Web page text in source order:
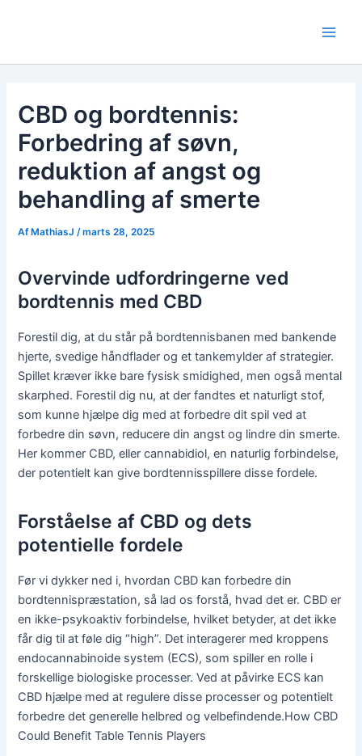
CBD og bordtennis:
Forbedring af søvn,
reduktion af angst og
behandling af smerte
AfMathiasJ /marts 28, 2025
Overvinde udfordringerne ved
bordtennis med CBD
Forestil dig, at du står på bordtennisbanen med bankende
hjerte, svedige håndflader og et tankemylder af strategier.
Spillet kræver ikke bare fysisk smidighed, men også mental
skarphed. Forestil dig nu, at der fandtes et naturligt stof,
som kunne hjælpe dig med at forbedre dit spil ved at
forbedre din søvn, reducere din angst og lindre din smerte.
Her kommer CBD, eller cannabidiol, en naturlig forbindelse,
der potentielt kan give bordtennisspillere disse fordele.
Forståelse af CBD og dets
potentielle fordele
Før vi dykker ned i, hvordan CBD kan forbedre din
bordtennispræstation, så lad os forstå, hvad det er. CBD er
en ikke-psykoaktiv forbindelse, hvilket betyder, at det ikke
får dig til at føle dig “high”. Det interagerer med kroppens
endocannabinoide system (ECS), som spiller en rolle i
forskellige biologiske processer. Ved at påvirke ECS kan
CBD hjælpe med at regulere disse processer og potentielt
forbedre det generelle helbred og velbefindende.How CBD
Could Benefit Table Tennis Players